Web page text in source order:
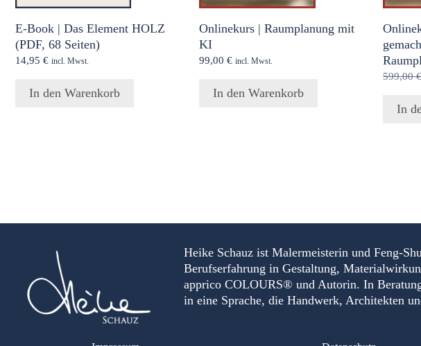
E-Book | Das Element HOLZ
(PDF, 68 Seiten)
14,95 € incl. Mwst.
In den Warenkorb
Onlinekurs | Raumplanung mit
KI
99,00€ incl. Mwst.
In den Warenkorb
599,00
In
Heike Schauz ist Malermeisterin und Feng-
Berufserfahrung in Gestaltung,
apprico COLOURS® und Autorin. In
in eine Sprache, die Handwerk, Architekten